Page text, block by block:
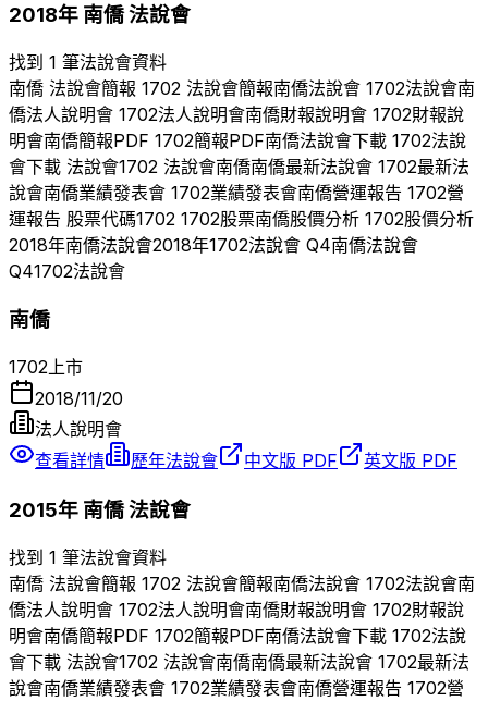
2018年 南僑法說會
找到 1 筆法說會資料
南僑 法說會簡報 1702 法說會簡報南僑法說會 1702法說會南
僑法人說明會 1702法人說明會南僑財報說明會 1702財報說
明會南僑簡報PDF 1702簡報PDF南僑法說會下載 1702法說
會下載 法說會1702 法說會南僑南僑最新法說會 1702最新法
說會南僑業績發表會 1702業績發表會南僑營運報告 1702營
運報告 股票代碼1702 1702股票南僑股價分析 1702股價分析
2018年南僑法說會2018年1702法說會 Q4南僑法說會
Q41702法說會
南僑
1702上市
2018/11/20
法人說明會
查看詳情
歷年法說會 中文版 PDF 英文版 PDF
2015年 南僑法說會
找到 1 筆法說會資料
南僑 法說會簡報 1702 法說會簡報南僑法說會 1702法說會南
僑法人說明會 1702法人說明會南僑財報說明會 1702財報說
明會南僑簡報PDF 1702簡報PDF南僑法說會下載 1702法說
會下載 法說會1702 法說會南僑南僑最新法說會 1702最新法
說會南僑業績發表會 1702業績發表會南僑營運報告 1702營